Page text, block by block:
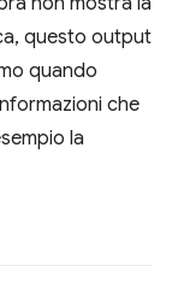
questo output
quando
che
la